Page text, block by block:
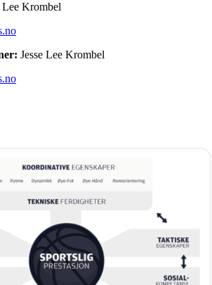
Lee Krombel
Jesse Lee Krombel